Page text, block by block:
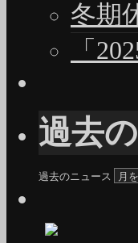
冬期
「
過去
過去のニュース